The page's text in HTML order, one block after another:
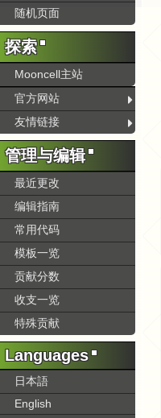
随机页面
探索
Mooncell主站
官方网站
友情链接
管理与编辑
最近更改
编辑指南
常用代码
模板一览
贡献分数
收支一览
特殊贡献
Languages
日本語
English